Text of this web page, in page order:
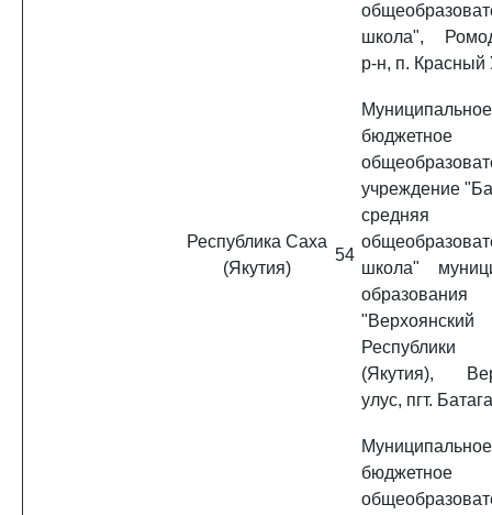
школа",
р-н, п. Красный
Республика Саха
(Якутия)
54
Муниципальное
бюджетное
учреждение
средняя
школа"
образования
(Якутия),
улус, пгт.
Муниципальное
бюджетное